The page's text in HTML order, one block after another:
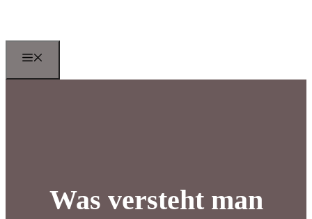
springen
Was versteht man